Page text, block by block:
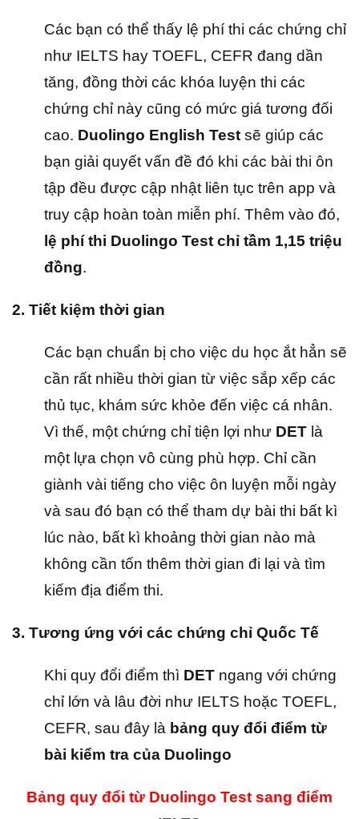
Các bạn có thể thấy lệ phí thi các chứng chỉ
như IELTS hay TOEFL, CEFR đang dần
tăng, đồng thời các khóa luyện thi các
chứng chỉ này cũng có mức giá tương đối
cao. Duolingo English Test sẽ giúp các
bạn giải quyết vấn đề đó khi các bài thi ôn
tập đều được cập nhật liên tục trên app và
truy cập hoàn toàn miễn phí. Thêm vào đó,
lệ phí thi Duolingo Test chỉ tầm 1,15 triệu
đồng.
2. Tiết kiệm thời gian
Các bạn chuẩn bị cho việc du học ắt hẳn sẽ
cần rất nhiều thời gian từ việc sắp xếp các
thủ tục, khám sức khỏe đến việc cá nhân.
Vì thế, một chứng chỉ tiện lợi như DET là
một lựa chọn vô cùng phù hợp. Chỉ cần
giành vài tiếng cho việc ôn luyện mỗi ngày
và sau đó bạn có thể tham dự bài thi bất kì
lúc nào, bất kì khoảng thời gian nào mà
không cần tốn thêm thời gian đi lại và tìm
kiếm địa điểm thi.
3. Tương ứng với các chứng chỉ Quốc Tế
Khi quy đổi điểm thì DET ngang với chứng
chỉ lớn và lâu đời như IELTS hoặc TOEFL,
CEFR, sau đây là bảng quy đổi điểm từ
bài kiểm tra của Duolingo
Bảng quy đổi từ Duolingo Test sang điểm